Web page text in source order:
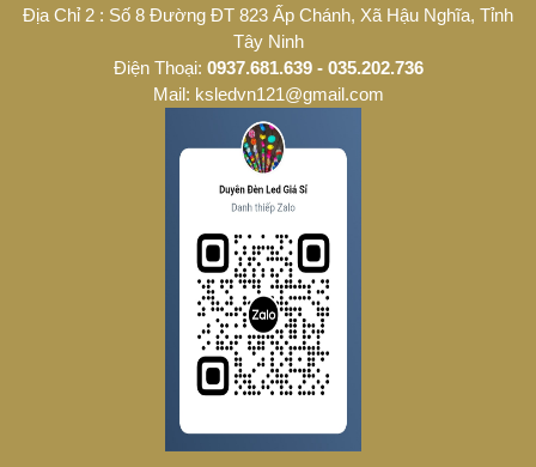
Địa Chỉ 2 : Số 8 Đường ĐT 823 Ấp Chánh, Xã Hậu Nghĩa, Tỉnh
Tây Ninh
Điện Thoại: 0937.681.639 - 035.202.736
Mail: ksledvn121@gmail.com